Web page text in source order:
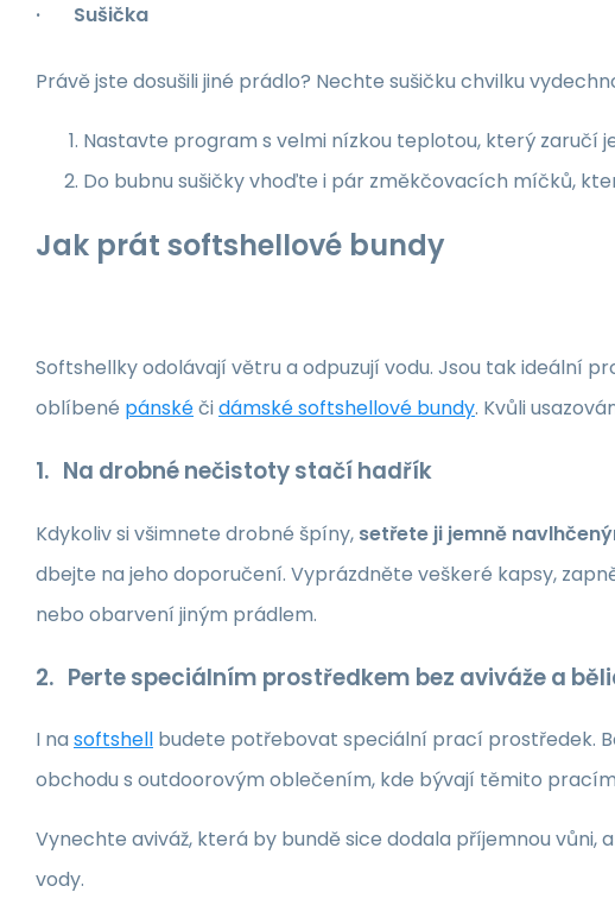
· Sušička
Právě jste dosušili jiné prádlo? Nechte sušičku chvilku
Nastavte program s velmi nízkou teplotou, který zaručí
Do bubnu sušičky vhoďte i pár změkčovacích míčků,
Jak prát softshellové bundy
Softshellky odolávají větru a odpuzují vodu. Jsou tak ideální
oblíbené pánskéčidámské softshellové bundy. Kvůli
1. Na drobné nečistoty stačí hadřík
Kdykoliv si všimnete drobné špíny, setřete ji jemně
dbejte na jeho doporučení. Vyprázdněte veškeré kapsy,
nebo obarvení jiným prádlem.
2. Perte speciálním prostředkem bez aviváže a
I na softshell budete potřebovat speciální prací prostředek.
obchodu s outdoorovým oblečením, kde bývají těmito
Vynechte aviváž, která by bundě sice dodala příjemnou vůni,
vody.